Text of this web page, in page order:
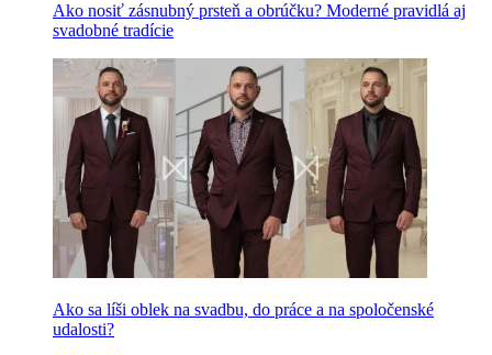
Ako nosiť zásnubný prsteň a obrúčku? Moderné pravidlá aj
svadobné tradície
Ako sa líši oblek na svadbu, do práce a na spoločenské
udalosti?